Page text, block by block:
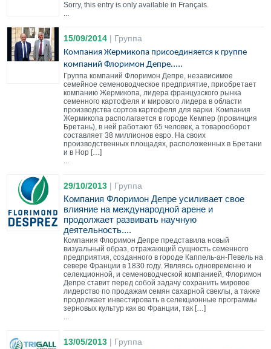
Sorry, this entry is only available in Français.
...
15/09/2014| Группа
Компания Жермикопа присоединяется к группе
компаний Флоримон Депре.....
Группа компаний Флоримон Депре, независимое
семейное семеноводческое предприятие, приобретает
компанию Жермикопа, лидера французского рынка
семенного картофеля и мирового лидера в области
производства сортов картофеля для варки. Компания
Жермикопа располагается в городе Кемпер (провинция
Бретань), в ней работают 65 человек, а товарооборот
составляет 38 миллионов евро. На своих
производственных площадях, расположенных в Бретани
и в Нор […]
...
29/10/2013| Группа
Компания Флоримон Депре усиливает свое
влияние на международной арене и
продолжает развивать научную
деятельность....
Компания Флоримон Депре представила новый
визуальный образ, отражающий сущность семенного
предприятия, созданного в городе Каппель-ан-Певель на
севере Франции в 1830 году. Являясь одновременно и
селекционной, и семеноводческой компанией, Флоримон
Депре ставит перед собой задачу сохранить мировое
лидерство по продажам семян сахарной свеклы, а также
продолжает инвестировать в селекционные программы
зерновых культур как во Франции, так […]
...
13/05/2013| Группа